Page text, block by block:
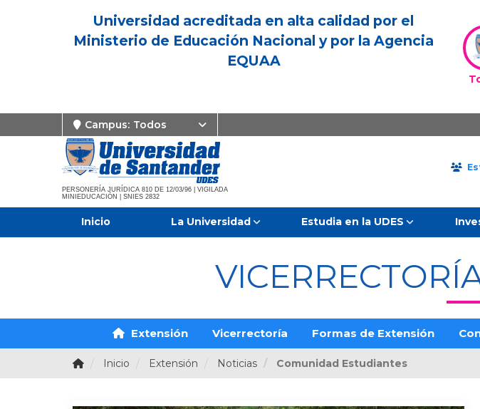
Universidad acreditada en alta calidad por el
Ministerio de Educación Nacional y por la Agencia
EQUAA
Campus: Todos
PERSONERÍA JURÍDICA 810 DE 12/03/96 | VIGILADA
MINIEDUCACIÓN | SNIES 2832
Inicio La Universidad Estudia en la UDES
Extensión Vicerrectoría Formas de Extensión
Inicio Extensión Noticias Comunidad Estudiantes